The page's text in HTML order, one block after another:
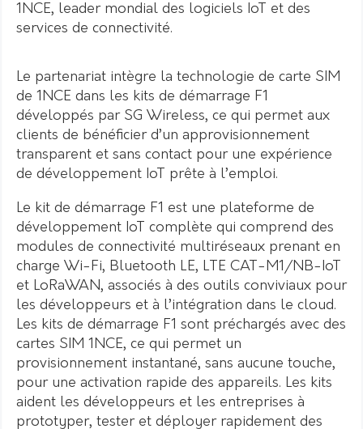
1NCE, leader mondial des logiciels IoT et des
services de connectivité.
Le partenariat intègre la technologie de carte SIM
de 1NCE dans les kits de démarrage F1
développés par SG Wireless, ce qui permet aux
clients de bénéficier d’un approvisionnement
transparent et sans contact pour une expérience
de développement IoT prête à l’emploi.
Le kit de démarrage F1 est une plateforme de
développement IoT complète qui comprend des
modules de connectivité multiréseaux prenant en
charge Wi-Fi, Bluetooth LE, LTE CAT-M1/NB-IoT
et LoRaWAN, associés à des outils conviviaux pour
les développeurs et à l’intégration dans le cloud.
Les kits de démarrage F1 sont préchargés avec des
cartes SIM 1NCE, ce qui permet un
provisionnement instantané, sans aucune touche,
pour une activation rapide des appareils. Les kits
aident les développeurs et les entreprises à
prototyper, tester et déployer rapidement des